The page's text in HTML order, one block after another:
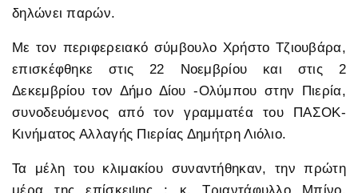
δηλώνει παρών.
Με τον περιφερειακό σύμβουλο Χρήστο Τζιουβάρα,
επισκέφθηκε στις 22 Νοεμβρίου και στις 2
Δεκεμβρίου τον Δήμο Δίου -Ολύμπου στην Πιερία,
συνοδευόμενος από τον γραμματέα του ΠΑΣΟΚ-
Κινήματος Αλλαγής Πιερίας Δημήτρη Λιόλιο.
Τα μέλη του κλιμακίου συναντήθηκαν, την πρώτη
μέρα της επίσκεψης : κ. Τριαντάφυλλο Μπίνο,